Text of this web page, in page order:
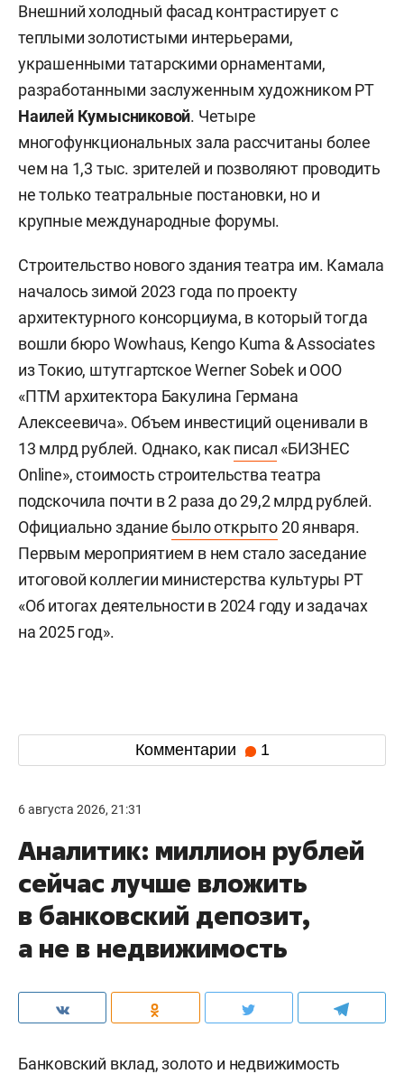
Внешний холодный фасад контрастирует с
теплыми золотистыми интерьерами,
украшенными татарскими орнаментами,
разработанными заслуженным художником РТ
Наилей Кумысниковой. Четыре
многофункциональных зала рассчитаны более
чем на 1,3 тыс. зрителей и позволяют проводить
не только театральные постановки, но и
крупные международные форумы.
Строительство нового здания театра им. Камала
началось зимой 2023 года по проекту
архитектурного консорциума, в который тогда
вошли бюро Wowhaus, Kengo Kuma & Associates
из Токио, штутгартское Werner Sobek и ООО
«ПТМ архитектора Бакулина Германа
Алексеевича». Объем инвестиций оценивали в
13 млрд рублей. Однако, как писал «БИЗНЕС
Online», стоимость строительства театра
подскочила почти в 2 раза до 29,2 млрд рублей.
Официально зданиебыло открыто20 января.
Первым мероприятием в нем стало заседание
итоговой коллегии министерства культуры РТ
«Об итогах деятельности в 2024 году и задачах
на 2025 год».
Комментарии 1
6 августа 2026, 21:31
Аналитик: миллион рублей
сейчас лучше вложить
в банковский депозит,
а не в недвижимость
Банковский вклад, золото и недвижимость